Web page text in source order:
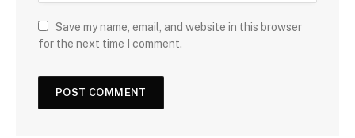
Save my name, email, and website in this browser
for the next time I comment.